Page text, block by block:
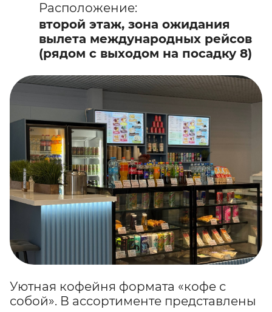
Расположение:
второй этаж, зона ожидания
вылета международных рейсов
(рядом с выходом на посадку 8)
Уютная кофейня формата «кофе с
собой». В ассортименте представлены